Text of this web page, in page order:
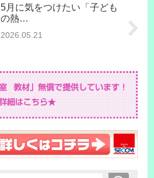
5月に気をつけたい「子ども
の熱…
2026.05.21